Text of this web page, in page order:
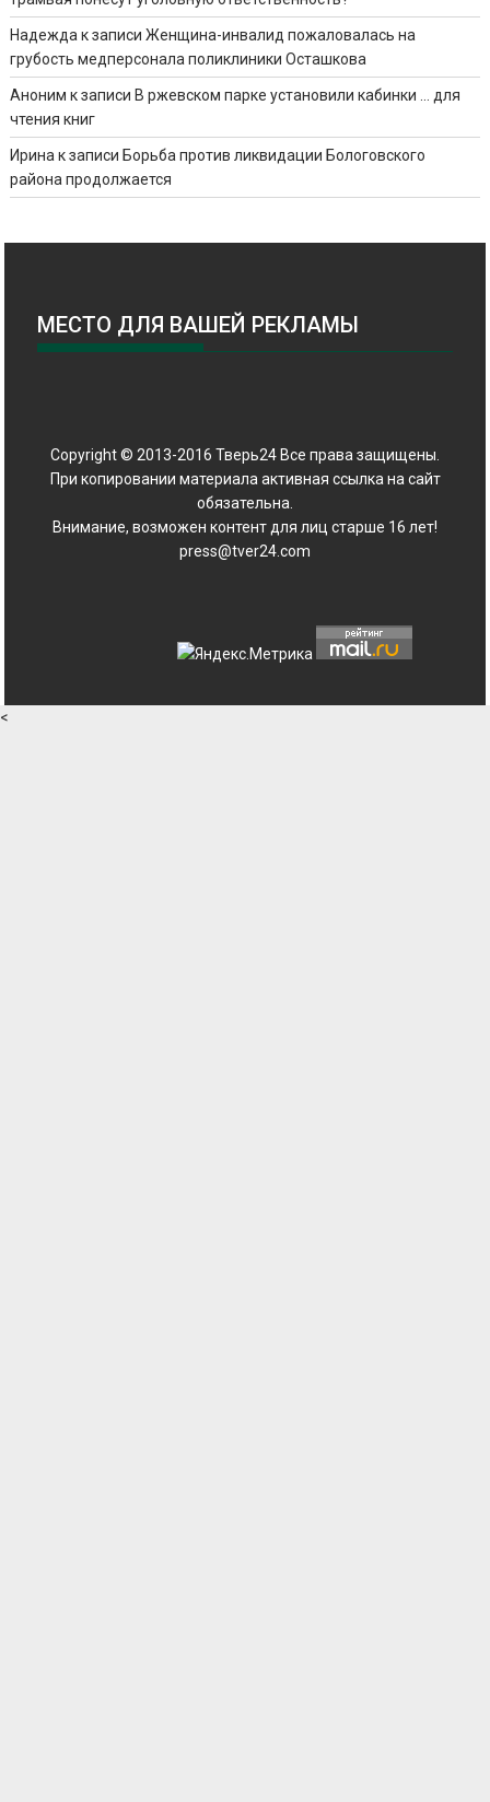
Надежда к записиЖенщина-инвалид пожаловалась на
грубость медперсонала поликлиники Осташкова
Аноним к записи В ржевском парке установили кабинки … для
чтения книг
Ирина к записи Борьба против ликвидации Бологовского
района продолжается
МЕСТО ДЛЯ ВАШЕЙ РЕКЛАМЫ
Copyright © 2013-2016 Тверь24 Все права защищены.
При копировании материала активная ссылка на сайт
обязательна.
Внимание, возможен контент для лиц старше 16 лет!
press@tver24.com
<